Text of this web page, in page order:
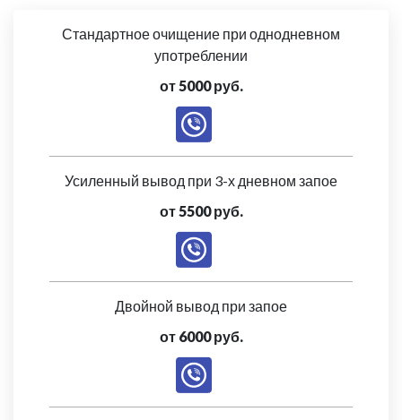
Стандартное очищение при однодневном
употреблении
от 5000 руб.
Усиленный вывод при 3-х дневном запое
от 5500 руб.
Двойной вывод при запое
от 6000 руб.